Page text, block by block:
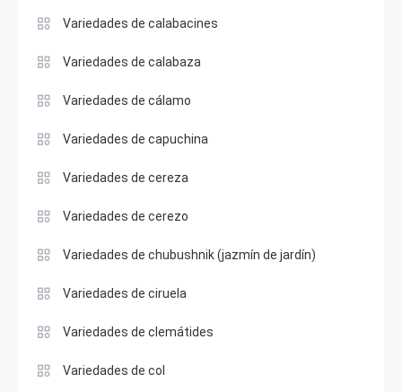
Variedades de calabacines
Variedades de calabaza
Variedades de cálamo
Variedades de capuchina
Variedades de cereza
Variedades de cerezo
Variedades de chubushnik (jazmín de jardín)
Variedades de ciruela
Variedades de clemátides
Variedades de col